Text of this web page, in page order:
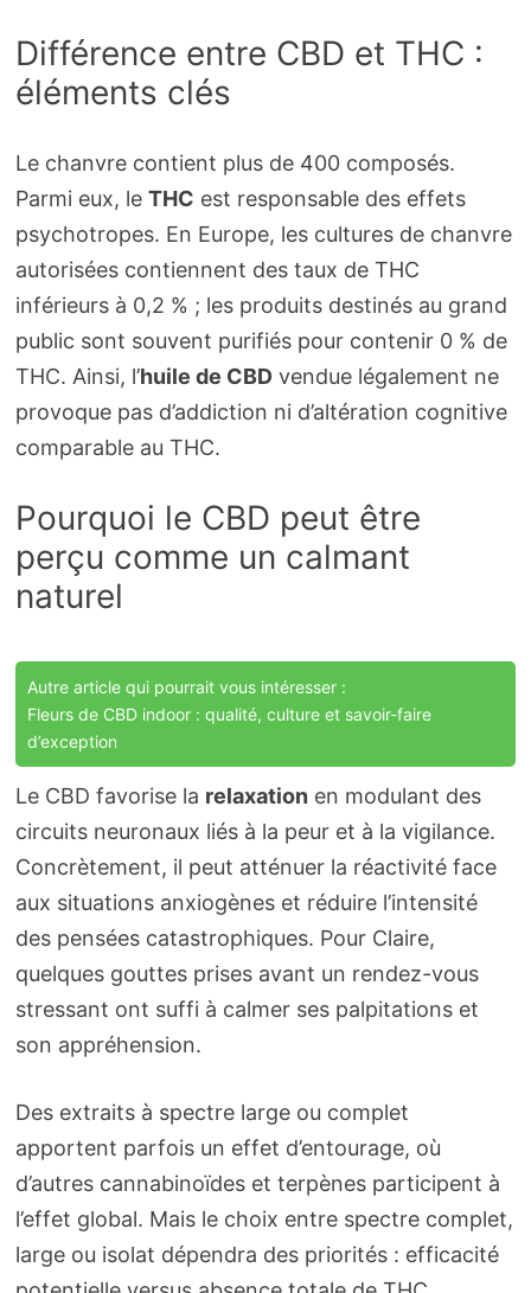
Différence entre CBD et THC :
éléments clés
Le chanvre contient plus de 400 composés.
Parmi eux, le THC est responsable des effets
psychotropes. En Europe, les cultures de chanvre
autorisées contiennent des taux de THC
inférieurs à 0,2 % ; les produits destinés au grand
public sont souvent purifiés pour contenir 0 % de
THC. Ainsi, l’huile de CBDvendue légalement ne
provoque pas d’addiction ni d’altération cognitive
comparable au THC.
Pourquoi le CBD peut être
perçu comme un calmant
naturel
Autre article qui pourrait vous intéresser :
Fleurs de CBD indoor : qualité, culture et savoir-faire
d’exception
Le CBD favorise la relaxation en modulant des
circuits neuronaux liés à la peur et à la vigilance.
Concrètement, il peut atténuer la réactivité face
aux situations anxiogènes et réduire l’intensité
des pensées catastrophiques. Pour Claire,
quelques gouttes prises avant un rendez-vous
stressant ont suffi à calmer ses palpitations et
son appréhension.
Des extraits à spectre large ou complet
apportent parfois un effet d’entourage, où
d’autres cannabinoïdes et terpènes participent à
l’effet global. Mais le choix entre spectre complet,
large ou isolat dépendra des priorités : efficacité